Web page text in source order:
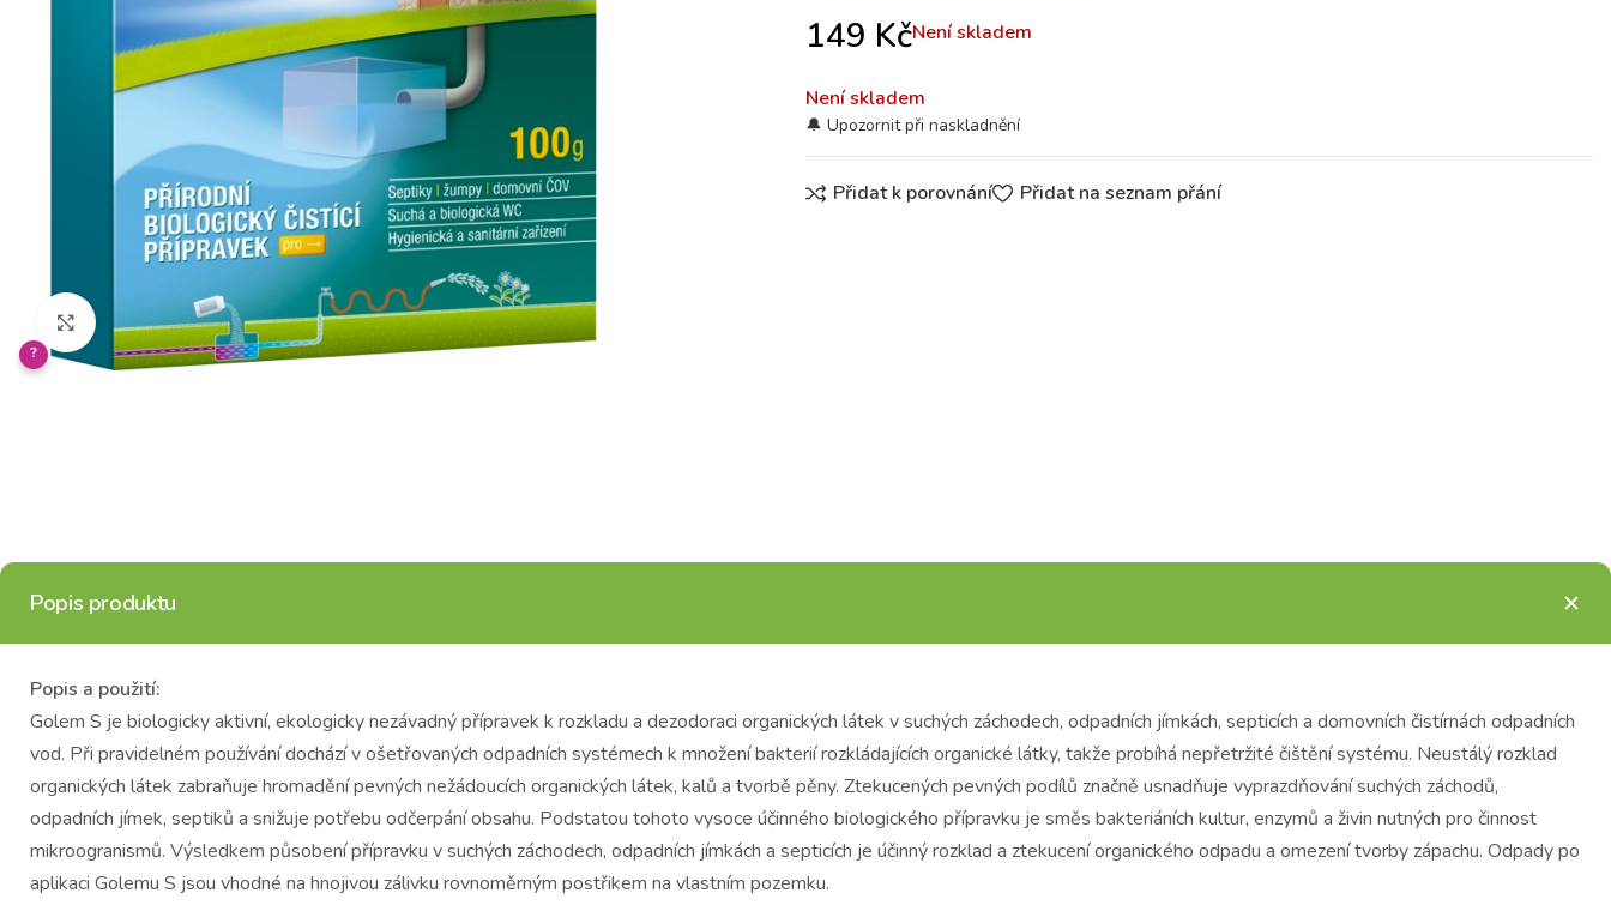
Klikněte pro zvětšení
?
149 KčNení skladem
Není skladem
Přidat k porovnání Přidat na seznam přání
Popis produktu
Popis a použití:
Golem S je biologicky aktivní, ekologicky nezávadný přípravek k rozkladu a dezodoraci organických látek v suchých záchodech, odpadních jímkách, septicích a domovních čistírnách odpadních
vod. Při pravidelném používání dochází v ošetřovaných odpadních systémech k množení bakterií rozkládajících organické látky, takže probíhá nepřetržité čištění systému. Neustálý rozklad
organických látek zabraňuje hromadění pevných nežádoucích organických látek, kalů a tvorbě pěny. Ztekucených pevných podílů značně usnadňuje vyprazdňování suchých záchodů,
odpadních jímek, septiků a snižuje potřebu odčerpání obsahu. Podstatou tohoto vysoce účinného biologického přípravku je směs bakteriáních kultur, enzymů a živin nutných pro činnost
mikroogranismů. Výsledkem působení přípravku v suchých záchodech, odpadních jímkách a septicích je účinný rozklad a ztekucení organického odpadu a omezení tvorby zápachu. Odpady po
aplikaci Golemu S jsou vhodné na hnojivou zálivku rovnoměrným postřikem na vlastním pozemku.